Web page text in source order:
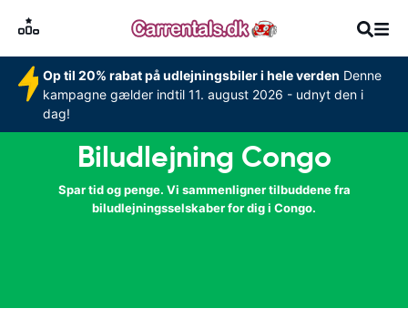
Op til 20% rabat på udlejningsbiler i hele verden Denne
kampagne gælder indtil 11. august 2026 - udnyt den i
dag!
Biludlejning Congo
Spar tid og penge. Vi sammenligner tilbuddene fra
biludlejningsselskaber for dig i Congo.